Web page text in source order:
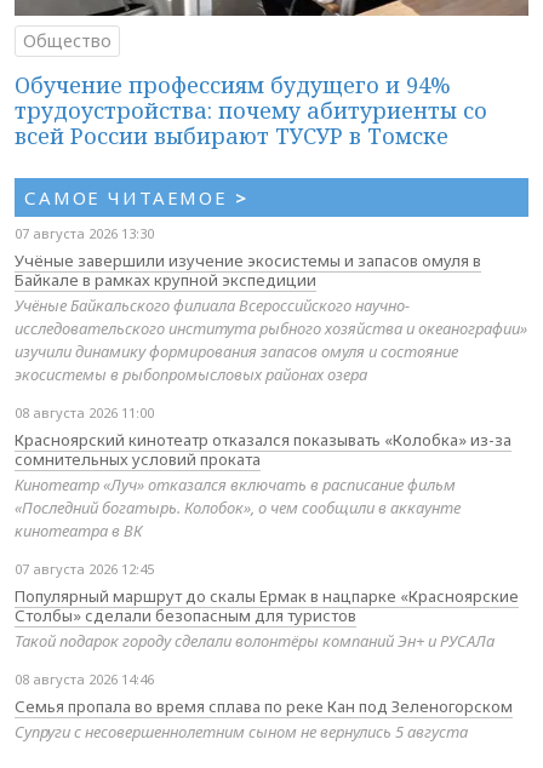
Общество
Обучение профессиям будущего и 94%
трудоустройства: почему абитуриенты со
всей России выбирают ТУСУР в Томске
САМОЕ ЧИТАЕМОЕ >
07 августа 2026 13:30
Учёные завершили изучение экосистемы и запасов омуля в
Байкале в рамках крупной экспедиции
Учёные Байкальского филиала Всероссийского научно-
исследовательского института рыбного хозяйства и океанографии»
изучили динамику формирования запасов омуля и состояние
экосистемы в рыбопромысловых районах озера
08 августа 2026 11:00
Красноярский кинотеатр отказался показывать «Колобка» из-за
сомнительных условий проката
Кинотеатр «Луч» отказался включать в расписание фильм
«Последний богатырь. Колобок», о чем сообщили в аккаунте
кинотеатра в ВК
07 августа 2026 12:45
Популярный маршрут до скалы Ермак в нацпарке «Красноярские
Столбы» сделали безопасным для туристов
Такой подарок городу сделали волонтёры компаний Эн+ и РУСАЛа
08 августа 2026 14:46
Семья пропала во время сплава по реке Кан под Зеленогорском
Супруги с несовершеннолетним сыном не вернулись 5 августа